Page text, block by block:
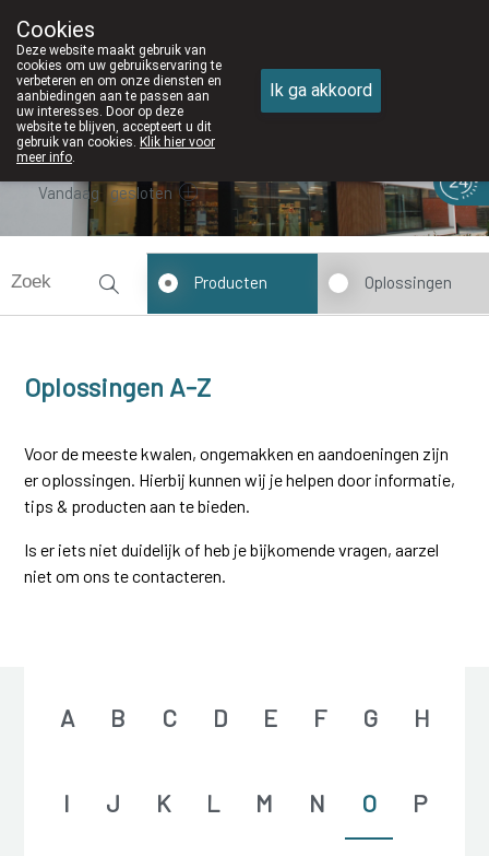
050/82 28 83
Vandaag gesloten
Oplossingen A-Z
Producten Oplossingen
Voor de meeste kwalen, ongemakken en aandoeningen zijn
er oplossingen. Hierbij kunnen wij je helpen door informatie,
tips & producten aan te bieden.
Is er iets niet duidelijk of heb je bijkomende vragen, aarzel
niet om ons te contacteren.
A B C D E F G H
I J K L M N O P
Cookies
Deze website maakt gebruik van
cookies om uw gebruikservaring te
verbeteren en om onze diensten en
aanbiedingen aan te passen aan
uw interesses. Door op deze
website te blijven, accepteert u dit
gebruik van cookies. Klik hier voor
meer info.
Ik ga akkoord